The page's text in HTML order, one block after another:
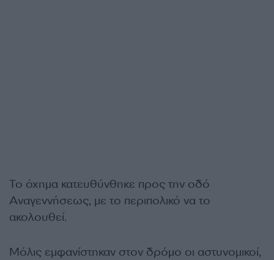
Το όχημα κατευθύνθηκε προς την οδό
Αναγεννήσεως, με το περιπολικό να το
ακολουθεί.
Μόλις εμφανίστηκαν στον δρόμο οι αστυνομικοί,